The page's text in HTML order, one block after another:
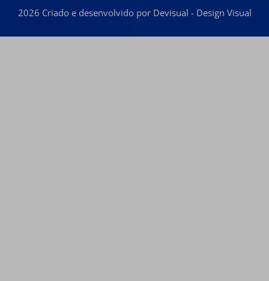
2026 Criado e desenvolvido por Devisual - Design Visual